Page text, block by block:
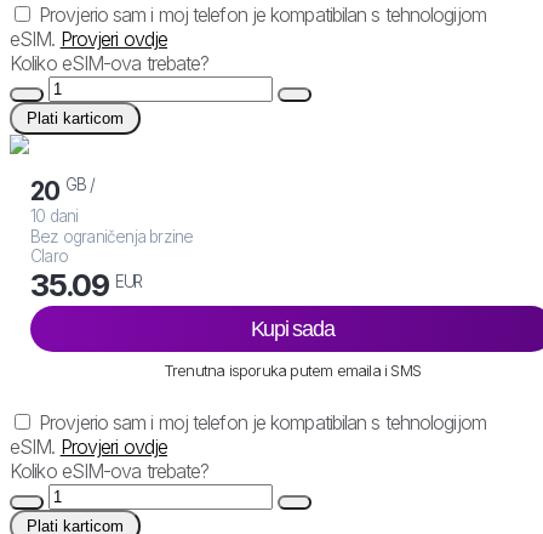
Provjerio sam i moj telefon je kompatibilan s tehnologijom
eSIM. Provjeri ovdje
Koliko eSIM-ova trebate?
Plati karticom
20 GB /
10 dani
Bez ograničenja brzine
Claro
35.09 EUR
Kupi sada
Trenutna isporuka putem emaila i SMS
Provjerio sam i moj telefon je kompatibilan s tehnologijom
eSIM. Provjeri ovdje
Koliko eSIM-ova trebate?
Plati karticom